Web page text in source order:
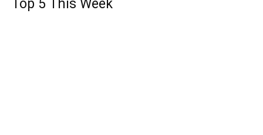
Top 5 This Week